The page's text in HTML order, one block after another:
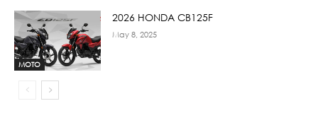
MOTO
2026 HONDA CB125F
May 8, 2025